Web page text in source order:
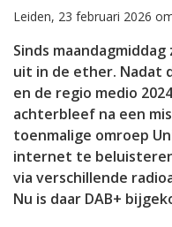
Leiden, 23 februari 2026
Sinds
uit in de ether. Nadat
en de regio medio
achterbleef na een
toenmalige omroep
internet te
via verschillende
Nu is daar DAB+